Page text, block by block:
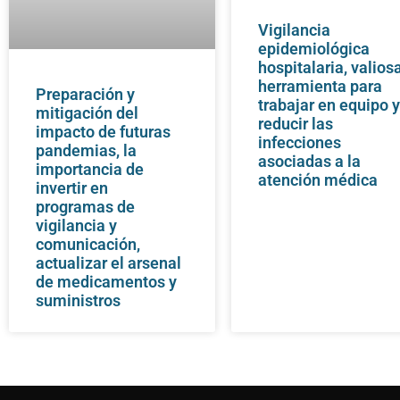
Preparación y
mitigación del
impacto de futuras
pandemias, la
importancia de
invertir en
programas de
vigilancia y
comunicación,
actualizar el arsenal
de medicamentos y
suministros
Vigilancia
epidemiológica
hospitalaria,
herramienta para
trabajar en equipo y
reducir las
infecciones
asociadas a la
atención médica